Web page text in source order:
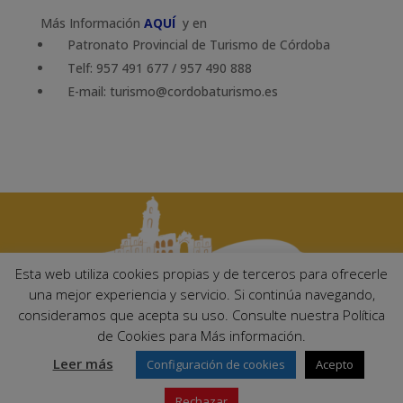
Más Información AQUÍy en
Patronato Provincial de Turismo de Córdoba
Telf: 957 491 677 / 957 490 888
E-mail: turismo@cordobaturismo.es
Ayuntamiento de Palma del Río. Plaza Mayor de Andalucía, 1 C.P:
14700 – Palma del Río (Córdoba)
Email:
ayuntamiento@palmadelrio.es
Teléfono: 957 71 02 44 | Fax: 957 64 47 39
Esta web utiliza cookies propias y de terceros para ofrecerle
una mejor experiencia y servicio. Si continúa navegando,
consideramos que acepta su uso. Consulte nuestra Política
de Cookies para Más información.
Leer más
Configuración de cookies Acepto